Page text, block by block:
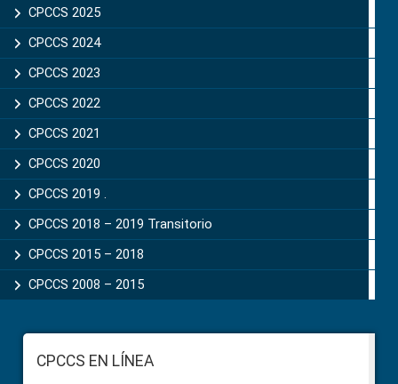
CPCCS 2025
CPCCS 2024
CPCCS 2023
CPCCS 2022
CPCCS 2021
CPCCS 2020
CPCCS 2019 .
CPCCS 2018 – 2019 Transitorio
CPCCS 2015 – 2018
CPCCS 2008 – 2015
FooterCPCCS EN LÍNEA